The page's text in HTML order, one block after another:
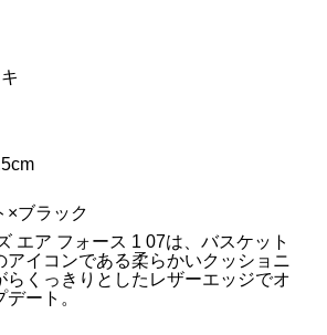
×ブラック
エア フォース 1 07は、バスケット
アイコンである柔らかいクッショニ
らくっきりとしたレザーエッジでオ
ート。